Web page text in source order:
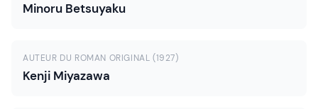
Minoru Betsuyaku
AUTEUR DU ROMAN ORIGINAL (1927)
Kenji Miyazawa